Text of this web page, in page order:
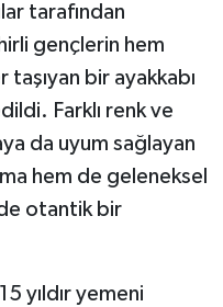
tarafından
gençlerin hem
bir ayakkabı
Farklı renk ve
da uyum sağlayan
hem de geleneksel
otantik bir
yıldır yemeni